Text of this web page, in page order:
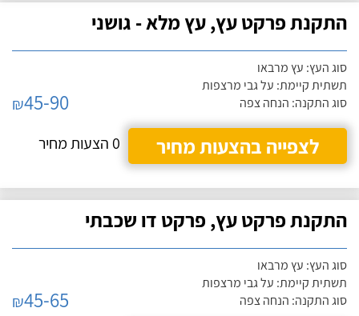
התקנת פרקט עץ, עץ מלא - גושני
סוג העץ: עץ מרבאו
תשתית קיימת: על גבי מרצפות
סוג התקנה: הנחה צפה
₪45-90
לצפייה בהצעות מחיר
0 הצעות מחיר
התקנת פרקט עץ, פרקט דו שכבתי
סוג העץ: עץ מרבאו
תשתית קיימת: על גבי מרצפות
סוג התקנה: הנחה צפה
₪45-65